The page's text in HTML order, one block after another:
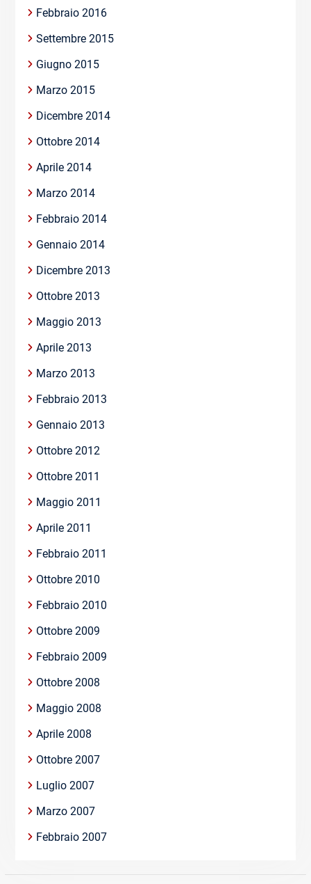
Febbraio 2016
Settembre 2015
Giugno 2015
Marzo 2015
Dicembre 2014
Ottobre 2014
Aprile 2014
Marzo 2014
Febbraio 2014
Gennaio 2014
Dicembre 2013
Ottobre 2013
Maggio 2013
Aprile 2013
Marzo 2013
Febbraio 2013
Gennaio 2013
Ottobre 2012
Ottobre 2011
Maggio 2011
Aprile 2011
Febbraio 2011
Ottobre 2010
Febbraio 2010
Ottobre 2009
Febbraio 2009
Ottobre 2008
Maggio 2008
Aprile 2008
Ottobre 2007
Luglio 2007
Marzo 2007
Febbraio 2007